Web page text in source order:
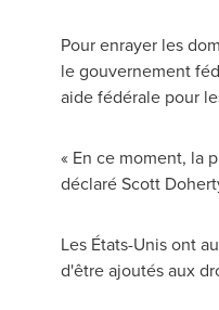
Pour enrayer les
le gouvernement
aide fédérale pour
« En ce moment, la
déclaréScott
Les États-Unis ont
d'être ajoutés aux